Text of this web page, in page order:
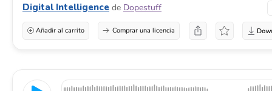
Digital Intelligence de Dopestuff
Añadir al carrito Comprar una licencia